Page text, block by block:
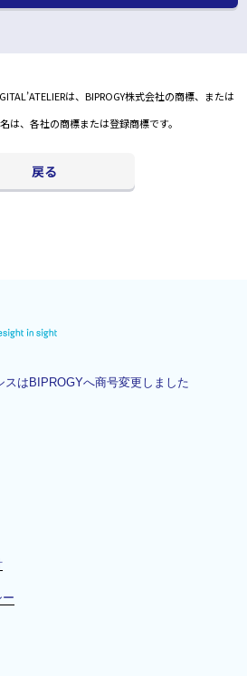
は、BIPROGY株式会社の商標、または
は、各社の商標または登録商標です。
戻る
スはBIPROGYへ商号変更しました